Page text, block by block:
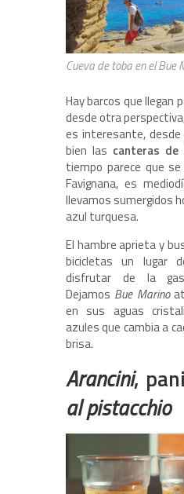
Cueva de toba en el Bue
Hay barcos que llegan
desde otra
es interesante, desde
bien las canteras de
tiempo parece que
Favignana, es
llevamos sumergidos
azul turquesa.
El hambre aprieta y
bicicletas un lugar
disfrutar de la
Dejamos Bue Marino
en sus aguas
azules que cambia a
brisa.
Arancini,
al pistacchio